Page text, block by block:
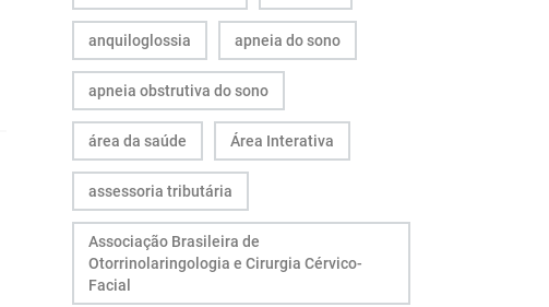
anquiloglossia apneia do sono
apneia obstrutiva do sono
área da saúde Área Interativa
assessoria tributária
Associação Brasileira de
Otorrinolaringologia e Cirurgia Cérvico-
Facial